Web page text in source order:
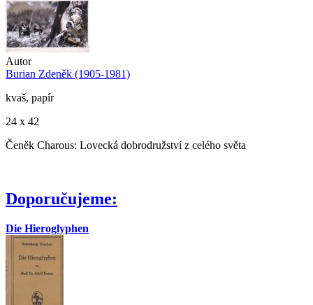
Autor
Burian Zdeněk (1905-1981)
kvaš, papír
24 x 42
Čeněk Charous: Lovecká dobrodružství z celého světa
Doporučujeme:
Die Hieroglyphen